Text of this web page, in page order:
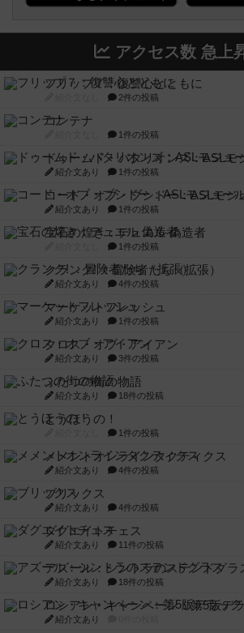
アクセス数 急上
フリップ７：復讐心とともに
2件の投稿
コンテナ
1件の投稿
ドゥームド・バタリオンズ：ASLモ
紹介文あり 1件の投稿
コード・オブ・ブシドー：ASLモジ
紹介文あり 1件の投稿
宝石の煌き：デュエル 偽造者
1件の投稿
クランク! ：冒険者たち（拡張）
紹介文あり 4件の投稿
マーケットフレッシュ
紹介文あり 1件の投稿
クロス・オブ・アイアン
紹介文あり 3件の投稿
ふたつの街の物語
紹介文あり 18件の投稿
とうほうの！
1件の投稿
メメントオンラインタクティクス
紹介文あり 4件の投稿
ブリックス
紹介文あり 4件の投稿
ダグエイトチェス
紹介文あり 11件の投稿
アズール：シントラのステンドグラ
紹介文あり 18件の投稿
ロシアン・キャンペーン：第5版デ
紹介文あり